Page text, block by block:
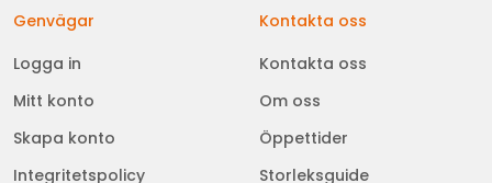
Genvägar
Logga in
Mitt konto
Skapa konto
Integritetspolicy
Kontakta oss
Kontakta oss
Om oss
Öppettider
Storleksguide